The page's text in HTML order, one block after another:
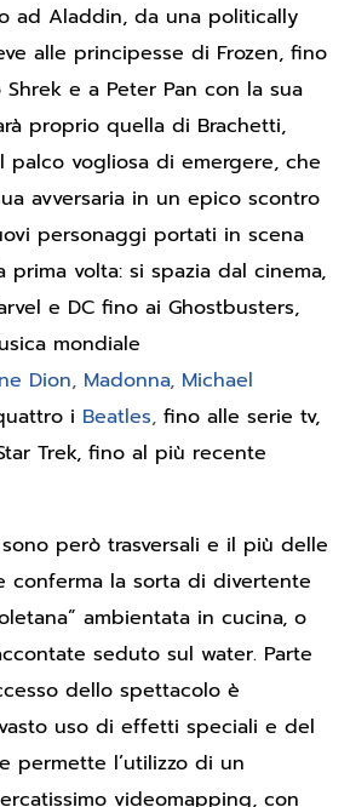
ad Aladdin, da una politically
alle principesse di Frozen, fino
e a Peter Pan con la sua
proprio quella di Brachetti,
palco vogliosa di emergere, che
avversaria in un epico scontro
personaggi portati in scena
volta: si spazia dal cinema,
e DC fino ai Ghostbusters,
mondiale
Dion, Madonna, Michael
i Beatles,fino alle serie tv,
Trek, fino al più recente
però trasversali e il più delle
conferma la sorta di divertente
ambientata in cucina, o
seduto sul water. Parte
dello spettacolo è
uso di effetti speciali e del
permette l’utilizzo di un
videomapping, con